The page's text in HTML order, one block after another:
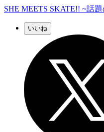
SHE MEETS SKATE!! ~話
いいね